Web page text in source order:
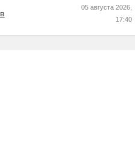
05 августа 2026,
17:40